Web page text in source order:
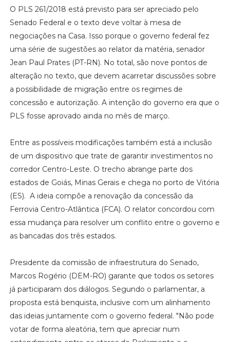
O PLS 261/2018 está previsto para ser apreciado pelo
Senado Federal e o texto deve voltar à mesa de
negociações na Casa. Isso porque o governo federal fez
uma série de sugestões ao relator da matéria, senador
Jean Paul Prates (PT-RN). No total, são nove pontos de
alteração no texto, que devem acarretar discussões sobre
a possibilidade de migração entre os regimes de
concessão e autorização. A intenção do governo era que o
PLS fosse aprovado ainda no mês de março.
Entre as possíveis modificações também está a inclusão
de um dispositivo que trate de garantir investimentos no
corredor Centro-Leste. O trecho abrange parte dos
estados de Goiás, Minas Gerais e chega no porto de Vitória
(ES). A ideia compõe a renovação da concessão da
Ferrovia Centro-Atlântica (FCA). O relator concordou com
essa mudança para resolver um conflito entre o governo e
as bancadas dos três estados.
Presidente da comissão de infraestrutura do Senado,
Marcos Rogério (DEM-RO) garante que todos os setores
já participaram dos diálogos. Segundo o parlamentar, a
proposta está benquista, inclusive com um alinhamento
das ideias juntamente com o governo federal. "Não pode
votar de forma aleatória, tem que apreciar num